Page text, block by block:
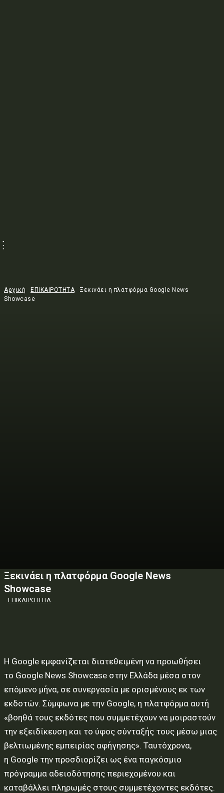
Αρχική ΕΠΙΚΑΙΡΟΤΗΤΑ
Ξεκινάει η πλατφόρμα Google News
Showcase
Ξεκινάει η πλατφόρμα Google News
Showcase
ΕΠΙΚΑΙΡΟΤΗΤΑ
Η Google εμφανίζεται διατεθειμένη να προωθήσει
το Google News Showcase στην Ελλάδα μέσα στον
επόμενο μήνα, σε συνεργασία με ορισμένους εκ των
εκδοτών. Σύμφωνα με την Google, η πλατφόρμα αυτή
«βοηθά τους εκδότες που συμμετέχουν να μοιραστούν
την εξειδίκευση και το ύφος σύνταξής τους μέσω μιας
βελτιωμένης εμπειρίας αφήγησης». Ταυτόχρονα,
η Google την προσδιορίζει ως ένα παγκόσμιο
πρόγραμμα αδειοδότησης περιεχομένου και
καταβάλλει πληρωμές στους συμμετέχοντες εκδότες.